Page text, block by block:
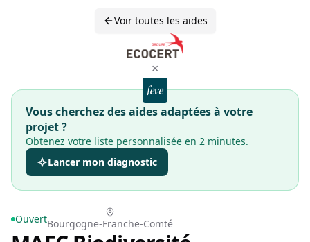
Voir toutes les aides
×
Vous cherchez des aides adaptées à votre
projet ?
Obtenez votre liste personnalisée en 2 minutes.
Lancer mon diagnostic
OuvertBourgogne-Franche-Comté